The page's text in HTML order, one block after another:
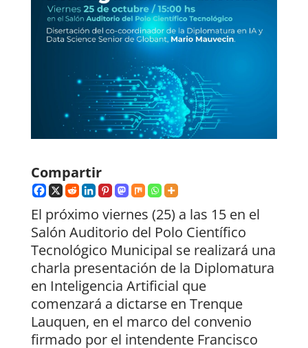
Compartir
El próximo viernes (25) a las 15 en el
Salón Auditorio del Polo Científico
Tecnológico Municipal se realizará una
charla presentación de la Diplomatura
en Inteligencia Artificial que
comenzará a dictarse en Trenque
Lauquen, en el marco del convenio
firmado por el intendente Francisco